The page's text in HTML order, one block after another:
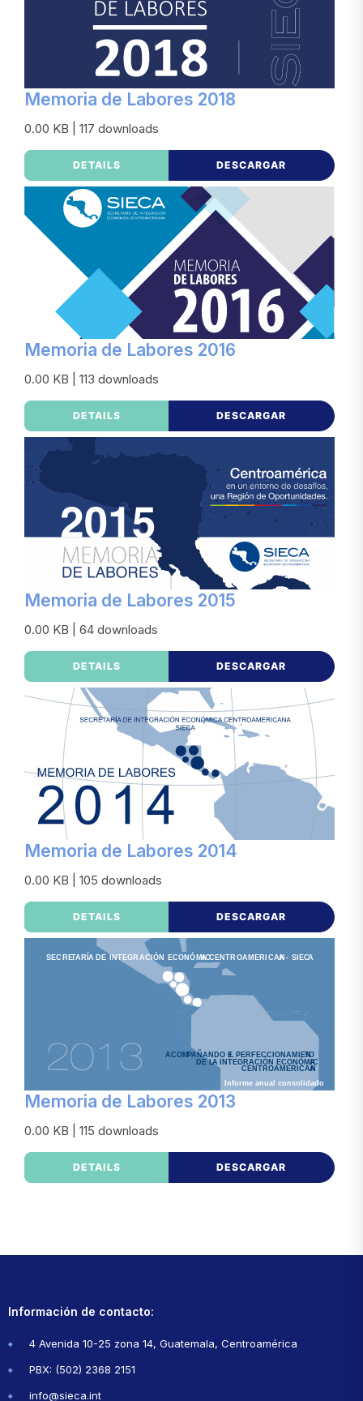
Memoria de Labores 2018
0.00 KB | 117 downloads
DETAILS DESCARGAR
Memoria de Labores 2016
0.00 KB | 113 downloads
DETAILS DESCARGAR
Memoria de Labores 2015
0.00 KB | 64 downloads
DETAILS DESCARGAR
Memoria de Labores 2014
0.00 KB | 105 downloads
DETAILS DESCARGAR
Memoria de Labores 2013
0.00 KB | 115 downloads
DETAILS DESCARGAR
Información de contacto:
4 Avenida 10-25 zona 14, Guatemala, Centroamérica
PBX: (502) 2368 2151
info@sieca.int